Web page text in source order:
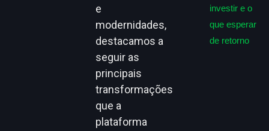
e
modernidades,
destacamos a
seguir as
principais
transformações
que a
plataforma
investir e o
que esperar
de retorno